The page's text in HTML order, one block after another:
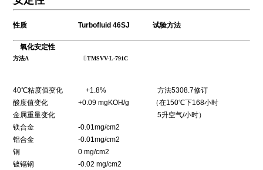
性质 Turbofluid 46SJ 试验方法
氧化安定性
方法A TMSVV-L-791C
40℃粘度值变化 +1.8% 方法5308.7修订
酸度值变化 +0.09 mgKOH/g （在150℃下168小时
金属重量变化 5升空气/小时）
镁合金 -0.01mg/cm2
铝合金 -0.01mg/cm2
铜 0 mg/cm2
镀镉钢 -0.02 mg/cm2